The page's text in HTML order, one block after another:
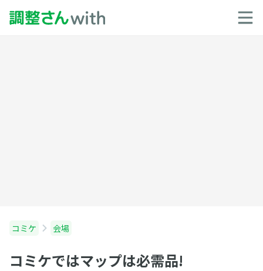
コミケ 会場
コミケではマップは必需品!